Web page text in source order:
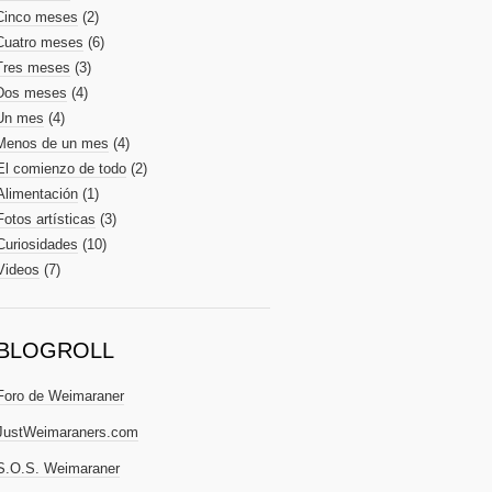
meses (2)
meses (6)
meses (3)
meses (4)
mes (4)
de un mes (4)
comienzo de todo (2)
(1)
artísticas (3)
(10)
(7)
de Weimaraner
Weimaraner